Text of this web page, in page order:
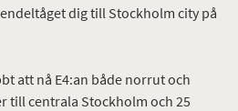
dig till Stockholm city på
att nå E4:an både norrut och
till centrala Stockholm och 25